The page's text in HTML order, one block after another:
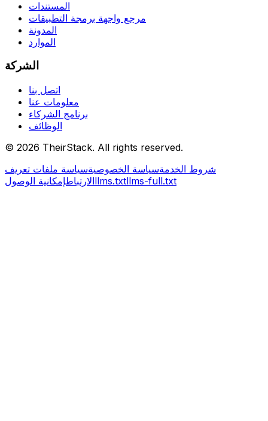
المستندات
مرجع واجهة برمجة التطبيقات
المدونة
الموارد
الشركة
اتصل بنا
معلومات عنا
برنامج الشركاء
الوظائف
© 2026 TheirStack. All rights reserved.
شروط الخدمةسياسة الخصوصيةسياسة ملفات تعريف
الارتباطإمكانية الوصول llms.txtllms-full.txt